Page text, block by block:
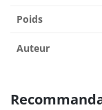
Poids
Auteur